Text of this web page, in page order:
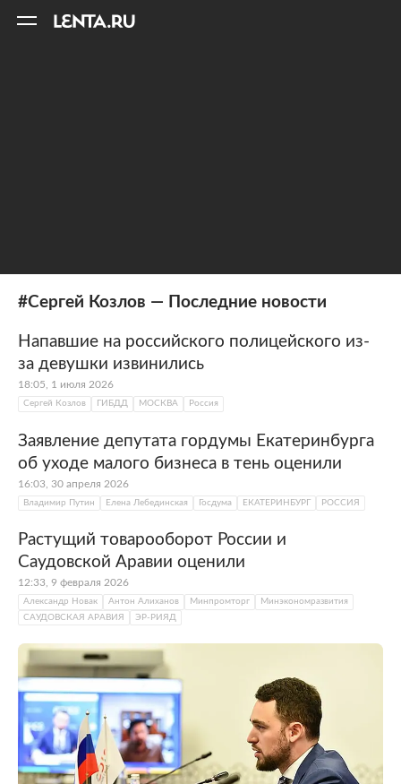
#Сергей Козлов — Последние новости
Напавшие на российского полицейского из-
за девушки извинились
18:05, 1 июля 2026
Сергей Козлов ГИБДД МОСКВА Россия
Заявление депутата гордумы Екатеринбурга
об уходе малого бизнеса в тень оценили
16:03, 30 апреля 2026
Владимир Путин Елена Лебединская Госдума ЕКАТЕРИНБУРГ РОССИЯ
Растущий товарооборот России и
Саудовской Аравии оценили
12:33, 9 февраля 2026
Александр Новак Антон Алиханов Минпромторг
Минэкономразвития
САУДОВСКАЯ АРАВИЯ
ЭР-РИЯД